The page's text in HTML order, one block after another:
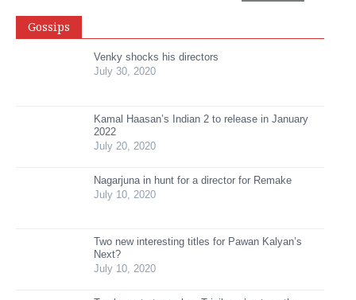
Gossips
Venky shocks his directors
July 30, 2020
Kamal Haasan’s Indian 2 to release in January
2022
July 20, 2020
Nagarjuna in hunt for a director for Remake
July 10, 2020
Two new interesting titles for Pawan Kalyan’s
Next?
July 10, 2020